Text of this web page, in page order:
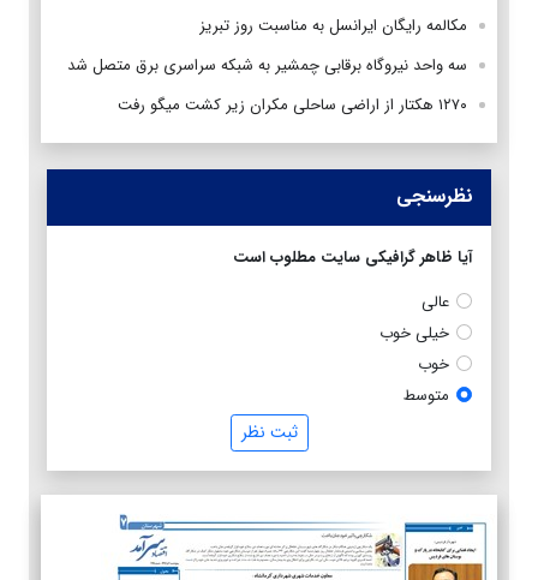
مکالمه رایگان ایرانسل به مناسبت روز تبریز
سه واحد نیروگاه برقابی چمشیر به شبکه سراسری برق متصل شد
۱۲۷۰ هکتار از اراضی ساحلی مکران زیر کشت میگو رفت
نظرسنجی
آیا ظاهر گرافیکی سایت مطلوب است
عالی
خیلی خوب
خوب
متوسط
ثبت نظر